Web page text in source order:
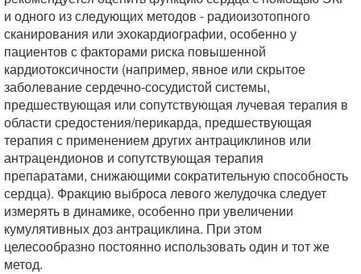
и одного из следующих методов - радиоизотопного
сканирования или эхокардиографии, особенно у
пациентов с факторами риска повышенной
кардиотоксичности (например, явное или скрытое
заболевание сердечно-сосудистой системы,
предшествующая или сопутствующая лучевая терапия в
области средостения/перикарда, предшествующая
терапия с применением других антрациклинов или
антрацендионов и сопутствующая терапия
препаратами, снижающими сократительную способность
сердца). Фракцию выброса левого желудочка следует
измерять в динамике, особенно при увеличении
кумулятивных доз антрациклина. При этом
целесообразно постоянно использовать один и тот же
метод.